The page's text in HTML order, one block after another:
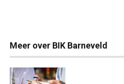
Meer over BIK Barneveld